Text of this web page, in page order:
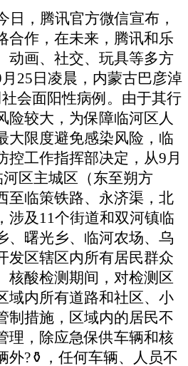
日，腾讯官方微信宣布，
合作，在未来，腾讯和乐
动画、社交、玩具等多方
日凌晨，内蒙古巴彦淖
会面阳性病例。由于其行
险较大，为保障临河区人
大限度避免感染风险，临
控工作指挥部决定， 从9月
区主城区 （东至朔方
至临策铁路、永济渠，北
涉及11个街道和双河镇临
、曙光乡、临河农场、乌
发区辖区内所有居民群众
核酸检测期间， 对检测区
域内所有道路和社区、小
制措施 ，区域内的居民不
理，除应急保供车辆和核
外?⚱，任何车辆、人员不